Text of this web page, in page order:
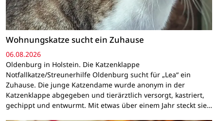
Wohnungskatze sucht ein Zuhause
06.08.2026
Oldenburg in Holstein. Die Katzenklappe
Notfallkatze/Streunerhilfe Oldenburg sucht für „Lea“ ein
Zuhause. Die junge Katzendame wurde anonym in der
Katzenklappe abgegeben und tierärztlich versorgt, kastriert,
gechippt und entwurmt. Mit etwas über einem Jahr steckt sie…